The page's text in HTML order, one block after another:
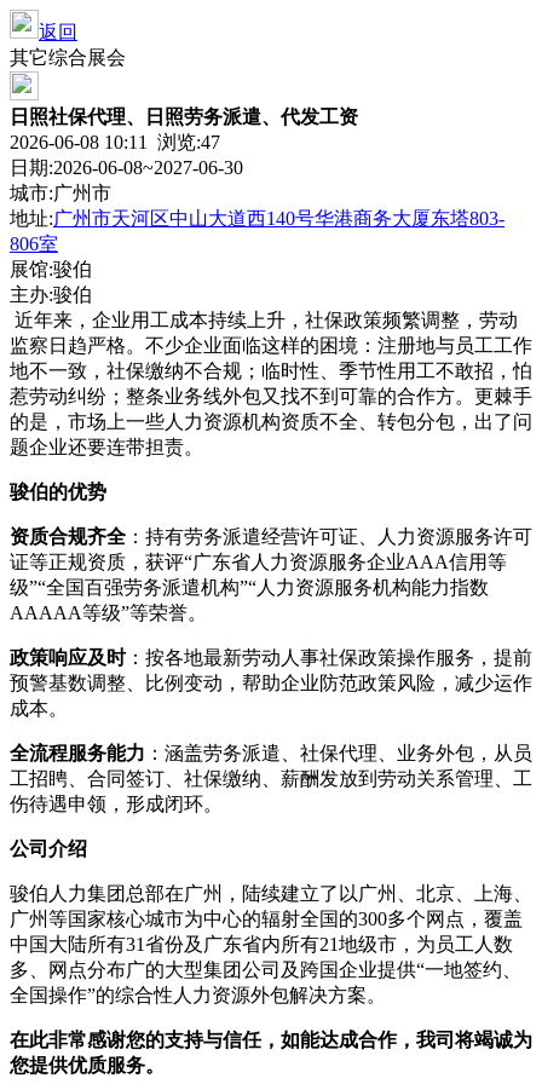
返回
其它综合展会
日照社保代理、日照劳务派遣、代发工资
2026-06-08 10:11 浏览:47
日期:2026-06-08~2027-06-30
城市:广州市
地址:广州市天河区中山大道西140号华港商务大厦东塔803-
806室
展馆:骏伯
主办:骏伯
近年来，企业用工成本持续上升，社保政策频繁调整，劳动
监察日趋严格。不少企业面临这样的困境：注册地与员工工作
地不一致，社保缴纳不合规；临时性、季节性用工不敢招，怕
惹劳动纠纷；整条业务线外包又找不到可靠的合作方。更棘手
的是，市场上一些人力资源机构资质不全、转包分包，出了问
题企业还要连带担责。
骏伯的优势
资质合规齐全 ：持有劳务派遣经营许可证、人力资源服务许可
证等正规资质，获评“广东省人力资源服务企业AAA信用等
级”“全国百强劳务派遣机构”“人力资源服务机构能力指数
AAAAA等级”等荣誉。
政策响应及时：按各地最新劳动人事社保政策操作服务，提前
预警基数调整、比例变动，帮助企业防范政策风险，减少运作
成本。
全流程服务能力 ：涵盖劳务派遣、社保代理、业务外包，从员
工招䀻、合同签订、社保缴纳、薪酬发放到劳动关系管理、工
伤待遇申领，形成闭环。
公司介绍
骏伯人力集团总部在广州，陆续建立了以广州、北京、上海、
广州等国家核心城市为中心的辐射全国的300多个网点，覆盖
中国大陆所有31省份及广东省内所有21地级市，为员工人数
多、网点分布广的大型集团公司及跨国企业提供“一地签约、
全国操作”的综合性人力资源外包解决方案。
在此非常感谢您的支持与信任，如能达成合作，我司将竭诚为
您提供优质服务。